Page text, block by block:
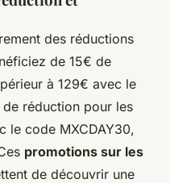
des réductions
de 15€ de
à 129€ avec le
réduction pour les
le code MXCDAY30,
promotions sur les
de découvrir une